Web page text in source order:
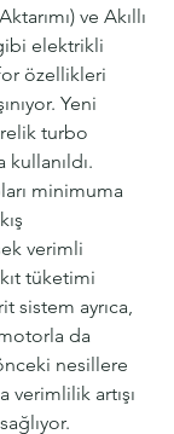
ve Akıllı
elektrikli
özellikleri
Yeni
turbo
minimuma
verimli
tüketimi
sistem ayrıca,
da
nesillere
verimlilik artışı